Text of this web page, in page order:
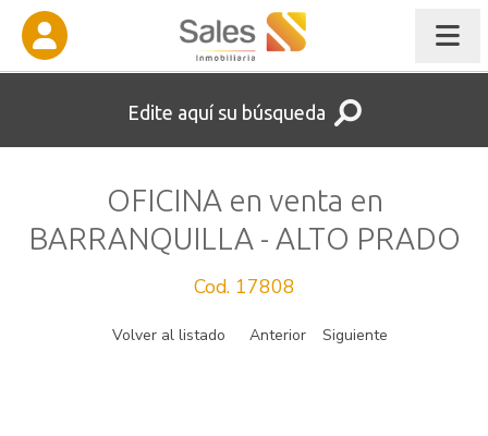
Edite aquí su búsqueda
OFICINA en venta en
BARRANQUILLA - ALTO PRADO
Cod. 17808
Volver al listado Anterior Siguiente